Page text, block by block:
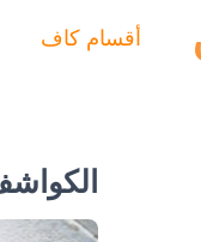
أقسام كاف